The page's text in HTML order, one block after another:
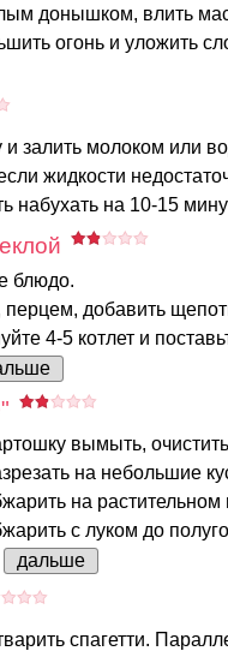
донышком, влить
огонь и уложить
залить молоком или
жидкости
набухать на 10-15
блюдо.
добавить
4-5 котлет и
вымыть,
на небольшие
на
с луком до
дальше
спагетти.